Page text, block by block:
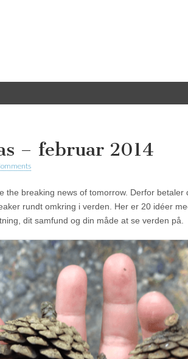
– februar 2014
the breaking news of tomorrow. Derfor betaler
rundt omkring i verden. Her er 20 idéer
dit samfund og din måde at se verden på.